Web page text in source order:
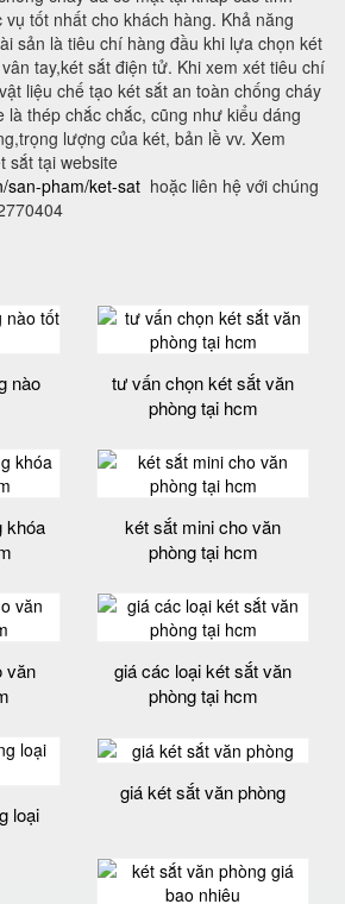
tốt nhất cho khách hàng. Khả năng
sản là tiêu chí hàng đầu khi lựa chọn két
tay,két sắt điện tử. Khi xem xét tiêu chí
liệu chế tạo két sắt an toàn chống cháy
là thép chắc chắc, cũng như kiểu dáng
lượng của két, bản lề vv. Xem
sắt tại website
san-pham/ket-sat hoặc liên hệ với chúng
nào
tư vấn chọn két sắt văn
phòng tại hcm
khóa
két sắt mini cho văn
phòng tại hcm
văn
giá các loại két sắt văn
phòng tại hcm
loại
giá két sắt văn phòng